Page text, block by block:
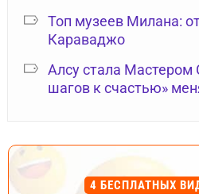
Топ музеев Милана:
Караваджо
Алсу стала Мастером
шагов к счастью»
4 БЕСПЛАТНЫХ